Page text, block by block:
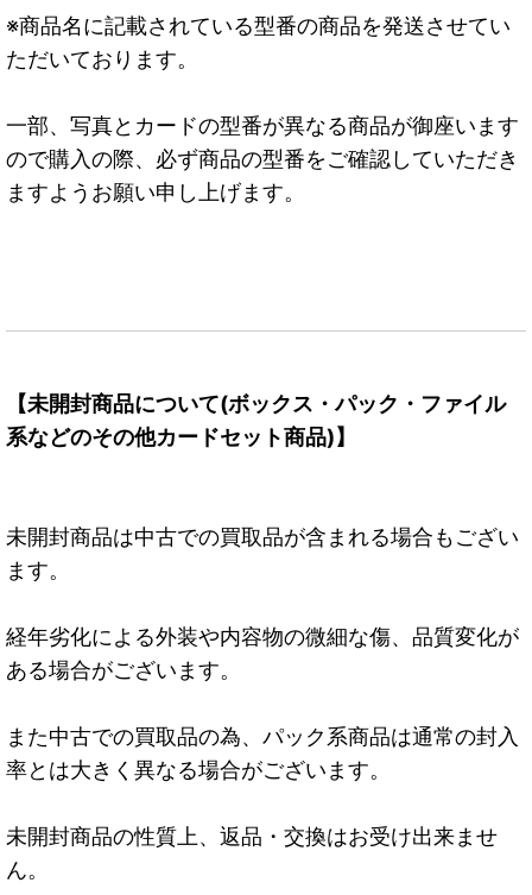
※商品名に記載されている型番の商品を発送させてい
ただいております。
一部、写真とカードの型番が異なる商品が御座います
ので購入の際、必ず商品の型番をご確認していただき
ますようお願い申し上げます。
【未開封商品について(ボックス・パック・ファイル
系などのその他カードセット商品)】
未開封商品は中古での買取品が含まれる場合もござい
ます。
経年劣化による外装や内容物の微細な傷、品質変化が
ある場合がございます。
また中古での買取品の為、パック系商品は通常の封入
率とは大きく異なる場合がございます。
未開封商品の性質上、返品・交換はお受け出来ませ
ん。